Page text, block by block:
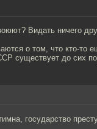
Видать ничего
о том, что кто-то
существует до сих
государство